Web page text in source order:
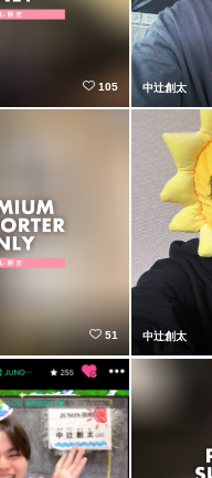
105 中辻創太
51 中辻創太